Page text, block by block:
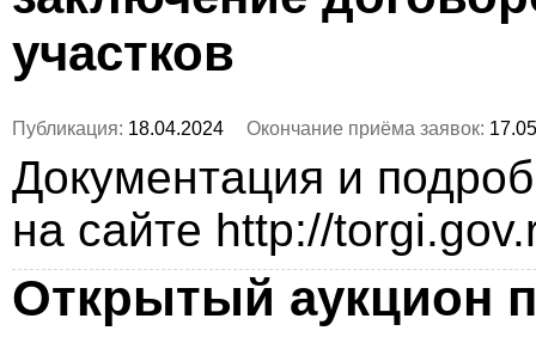
участков
Публикация: 18.04.2024 Окончание приёма заявок:
Документация и
на сайте http://
Открытый аукцион